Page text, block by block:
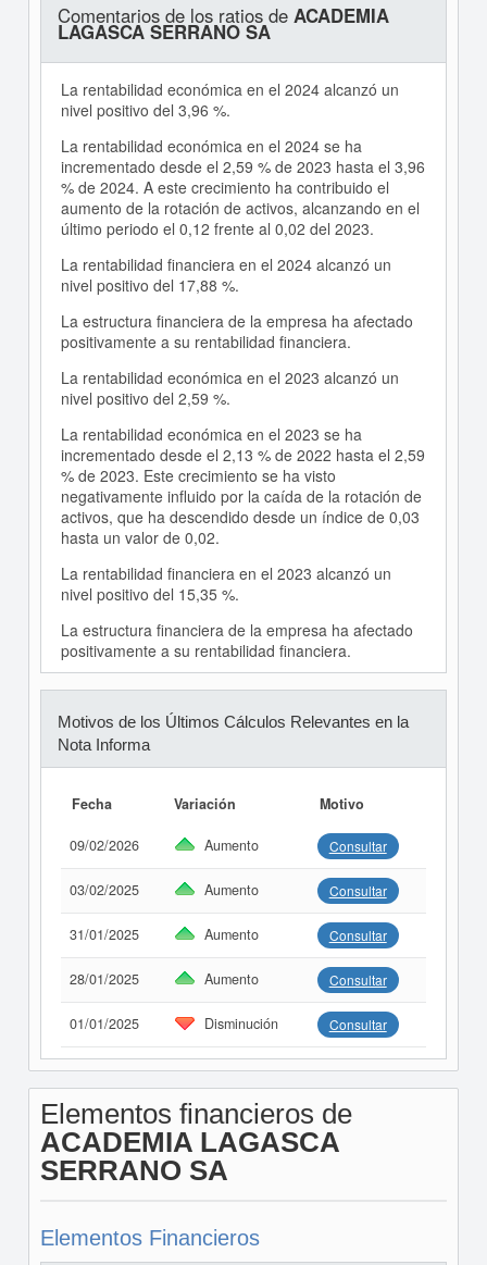
Comentarios de los ratios de ACADEMIA
LAGASCA SERRANO SA
La rentabilidad económica en el 2024 alcanzó un
nivel positivo del 3,96 %.
La rentabilidad económica en el 2024 se ha
incrementado desde el 2,59 % de 2023 hasta el 3,96
% de 2024. A este crecimiento ha contribuido el
aumento de la rotación de activos, alcanzando en el
último periodo el 0,12 frente al 0,02 del 2023.
La rentabilidad financiera en el 2024 alcanzó un
nivel positivo del 17,88 %.
La estructura financiera de la empresa ha afectado
positivamente a su rentabilidad financiera.
La rentabilidad económica en el 2023 alcanzó un
nivel positivo del 2,59 %.
La rentabilidad económica en el 2023 se ha
incrementado desde el 2,13 % de 2022 hasta el 2,59
% de 2023. Este crecimiento se ha visto
negativamente influido por la caída de la rotación de
activos, que ha descendido desde un índice de 0,03
hasta un valor de 0,02.
La rentabilidad financiera en el 2023 alcanzó un
nivel positivo del 15,35 %.
La estructura financiera de la empresa ha afectado
positivamente a su rentabilidad financiera.
Motivos de los Últimos Cálculos Relevantes en la
Nota Informa
Fecha Variación Motivo
09/02/2026 Aumento Consultar
03/02/2025 Aumento Consultar
31/01/2025 Aumento Consultar
28/01/2025 Aumento Consultar
01/01/2025 Disminución Consultar
Elementos financieros de
ACADEMIA LAGASCA
SERRANO SA
Elementos Financieros